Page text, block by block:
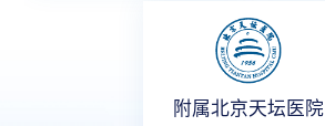
附属北京天坛医院